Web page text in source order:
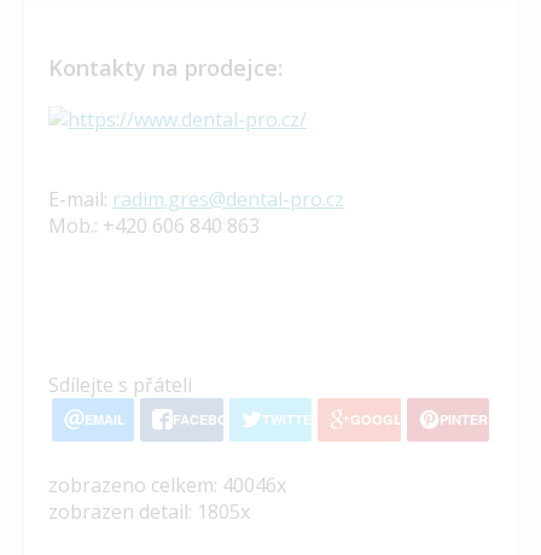
Kontakty na prodejce:
E-mail: radim.gres@dental-pro.cz
Mob.: +420 606 840 863
Sdílejte s přáteli
EMAIL FACEBOOK TWITTER GOOGLE+ PINTEREST
zobrazeno celkem: 40046x
zobrazen detail: 1805x